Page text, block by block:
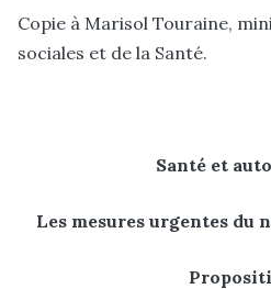
Copie à Marisol Touraine,
sociales et de la Santé.
Santé et
Les mesures urgentes du